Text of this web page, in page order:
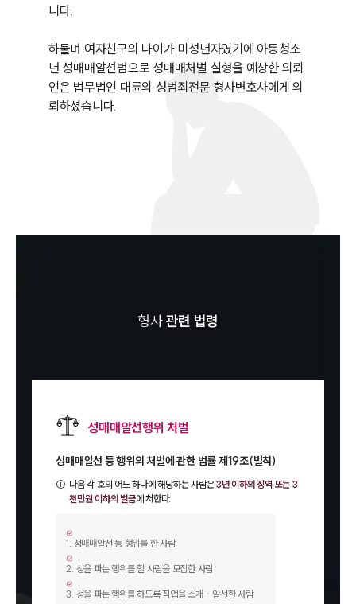
니다.
하물며 여자친구의 나이가 미성년자였기에 아동청소
년 성매매알선범으로 성매매처벌 실형을 예상한 의뢰
인은 법무법인 대륜의 성범죄전문 형사변호사에게 의
뢰하셨습니다.
형사관련 법령
성매매알선행위 처벌
성매매알선 등 행위의 처벌에 관한 법률 제19조(벌칙)
① 다음 각 호의 어느 하나에 해당하는 사람은3년 이하의 징역 또는 3
천만원 이하의 벌금에 처한다.
1. 성매매알선 등 행위를 한 사람
2. 성을 파는 행위를 할 사람을 모집한 사람
3. 성을 파는 행위를 하도록 직업을 소개ㆍ알선한 사람